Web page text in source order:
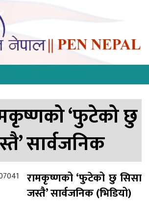
‘फुटेको छु
सार्वजनिक
रामकृष्णको ‘फुटेको छु सिसा
जस्तै’ सार्वजनिक (भिडियो)